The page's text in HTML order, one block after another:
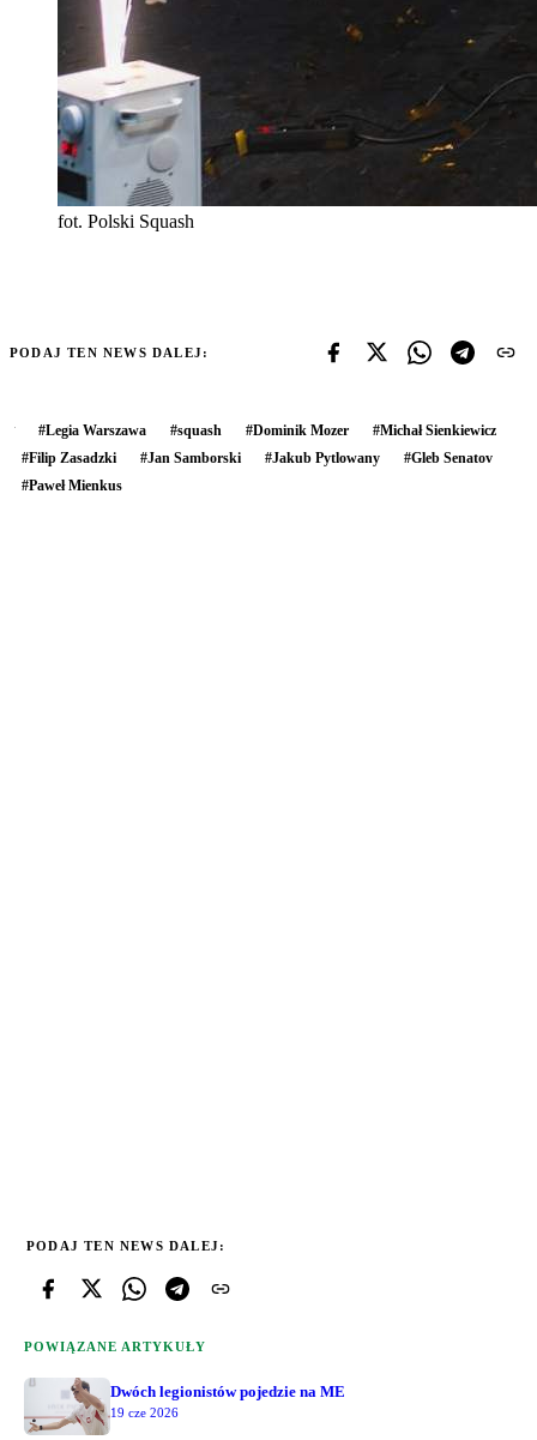
fot. Polski Squash
PODAJ TEN NEWS DALEJ:
#Legia Warszawa #squash #Dominik Mozer #Michał Sienkiewicz
#Filip Zasadzki #Jan Samborski #Jakub Pytlowany #Gleb Senatov
#Paweł Mienkus
PODAJ TEN NEWS DALEJ:
POWIĄZANE ARTYKUŁY
Dwóch legionistów pojedzie na ME
19 cze 2026